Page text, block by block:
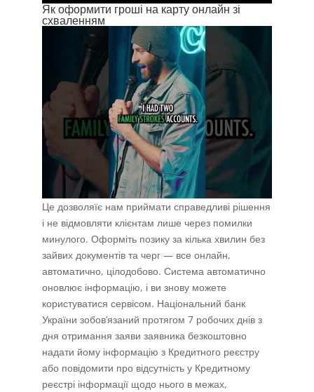
Як оформити гроші на карту онлайн зі
схваленням
Це дозволяїє нам приймати справедливі рішення
і не відмовляти клієнтам лише через помилки
минулого. Оформіть позику за кілька хвилин без
зайвих документів та черг — все онлайн,
автоматично, цілодобово. Система автоматично
оновлює інформацію, і ви знову можете
користуватися сервісом. Національний банк
України зобов’язаний протягом 7 робочих днів з
дня отримання заяви заявника безкоштовно
надати йому інформацію з Кредитного реєстру
або повідомити про відсутність у Кредитному
реєстрі інформації щодо нього в межах,